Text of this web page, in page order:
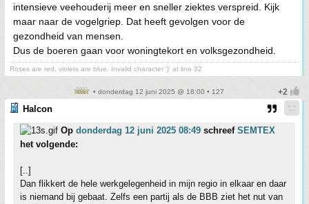
intensieve veehouderij meer en sneller ziektes verspreid. Kijk
maar naar de vogelgriep. Dat heeft gevolgen voor de
gezondheid van mensen.
Dus de boeren gaan voor woningtekort en volksgezondheid.
Roses are red, violets are blue. Invalid character '}' at line 32
• donderdag 12 juni 2025 @ 18:00 • 127
Halcon
Op donderdag 12 juni 2025 08:49 schreef SEMTEX
het volgende:
[..]
Dan flikkert de hele werkgelegenheid in mijn regio in elkaar en daar
is niemand bij gebaat. Zelfs een partij als de BBB ziet het nut van